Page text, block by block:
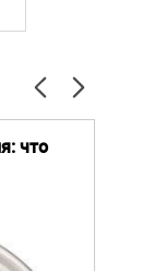
что